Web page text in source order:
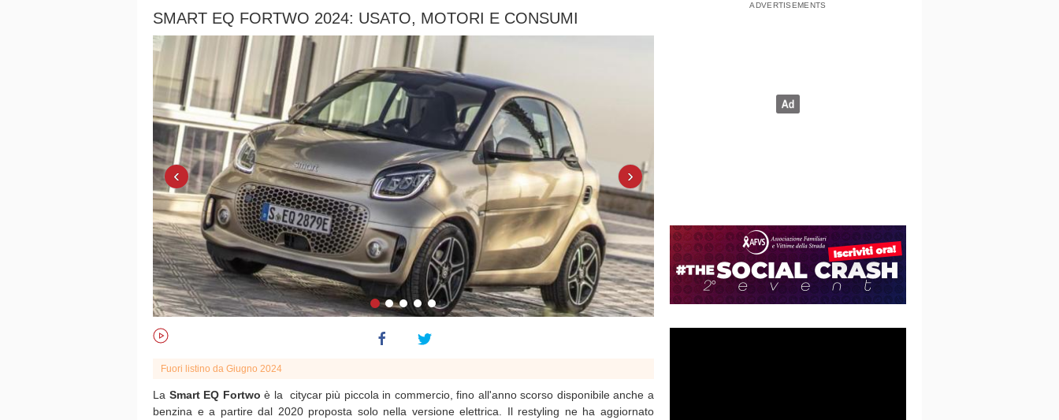
SMART EQ FORTWO 2024: USATO, MOTORI E CONSUMI
‹ ›
Fuori listino da Giugno 2024
La SmartEQ Fortwo è la citycar più piccola in commercio, fino all'anno scorso disponibile anche a
benzina e a partire dal 2020 proposta solo nella versione elettrica. Il restyling ne ha aggiornato